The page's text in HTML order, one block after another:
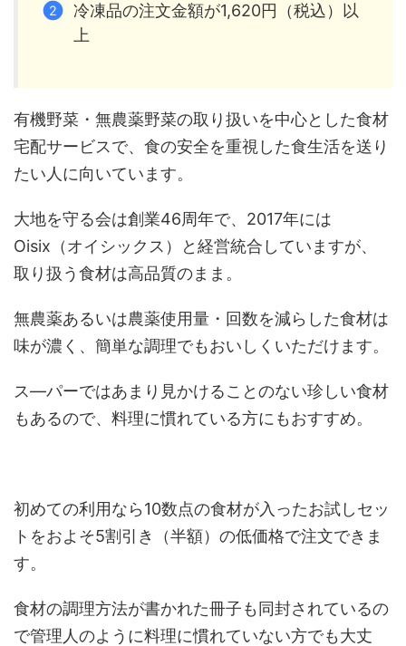
冷凍品の注文金額が1,620円（税込）以
上
有機野菜・無農薬野菜の取り扱いを中心とした食材
宅配サービスで、食の安全を重視した食生活を送り
たい人に向いています。
大地を守る会は創業46周年で、2017年には
Oisix（オイシックス）と経営統合していますが、
取り扱う食材は高品質のまま。
無農薬あるいは農薬使用量・回数を減らした食材は
味が濃く、簡単な調理でもおいしくいただけます。
ス―パーではあまり見かけることのない珍しい食材
もあるので、料理に慣れている方にもおすすめ。
初めての利用なら10数点の食材が入ったお試しセッ
トをおよそ5割引き（半額）の低価格で注文できま
す。
食材の調理方法が書かれた冊子も同封されているの
で管理人のように料理に慣れていない方でも大丈